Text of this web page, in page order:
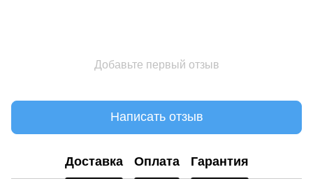
Добавьте первый отзыв
Написать отзыв
Доставка Оплата Гарантия